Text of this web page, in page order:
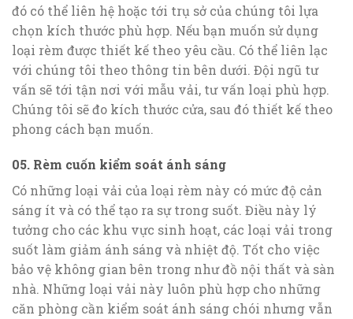
đó có thể liên hệ hoặc tới trụ sở của chúng tôi lựa
chọn kích thước phù hợp. Nếu bạn muốn sử dụng
loại rèm được thiết kế theo yêu cầu. Có thể liên lạc
với chúng tôi theo thông tin bên dưới. Đội ngũ tư
vấn sẽ tới tận nơi với mẫu vải, tư vấn loại phù hợp.
Chúng tôi sẽ đo kích thước cửa, sau đó thiết kế theo
phong cách bạn muốn.
05. Rèm cuốn kiểm soát ánh sáng
Có những loại vải của loại rèm này có mức độ cản
sáng ít và có thể tạo ra sự trong suốt. Điều này lý
tưởng cho các khu vực sinh hoạt, các loại vải trong
suốt làm giảm ánh sáng và nhiệt độ. Tốt cho việc
bảo vệ không gian bên trong như đồ nội thất và sàn
nhà. Những loại vải này luôn phù hợp cho những
căn phòng cần kiểm soát ánh sáng chói nhưng vẫn